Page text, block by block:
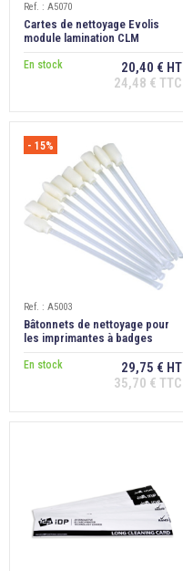
Ref. : A5070
Cartes de nettoyage Evolis
module lamination CLM
En stock
20,40 € HT
24,48 € TTC
- 15%
Ref. : A5003
Bâtonnets de nettoyage pour
les imprimantes à badges
En stock
29,75 € HT
35,70 € TTC